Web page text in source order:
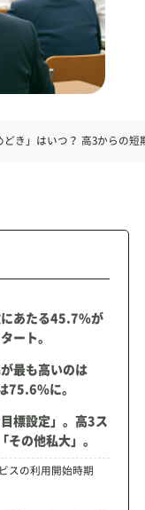
き」はいつ？ 高3からの
あたる45.7%が
ート。
最も高いのは
75.6%に。
標設定」。高3ス
の他私大」。
スの利用開始時期